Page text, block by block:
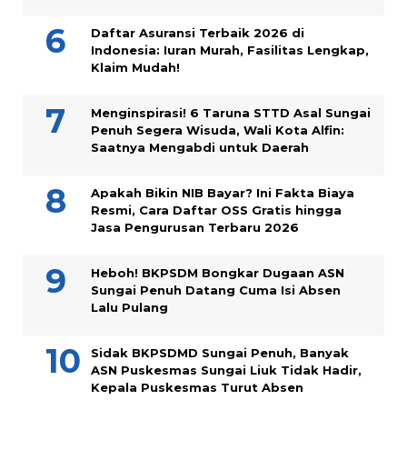
Daftar Asuransi Terbaik 2026 di
Indonesia: Iuran Murah, Fasilitas Lengkap,
Klaim Mudah!
Menginspirasi! 6 Taruna STTD Asal Sungai
Penuh Segera Wisuda, Wali Kota Alfin:
Saatnya Mengabdi untuk Daerah
Apakah Bikin NIB Bayar? Ini Fakta Biaya
Resmi, Cara Daftar OSS Gratis hingga
Jasa Pengurusan Terbaru 2026
Heboh! BKPSDM Bongkar Dugaan ASN
Sungai Penuh Datang Cuma Isi Absen
Lalu Pulang
Sidak BKPSDMD Sungai Penuh, Banyak
ASN Puskesmas Sungai Liuk Tidak Hadir,
Kepala Puskesmas Turut Absen